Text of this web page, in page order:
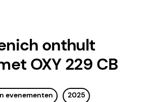
onthult
OXY 229 CB
evenementen 2025